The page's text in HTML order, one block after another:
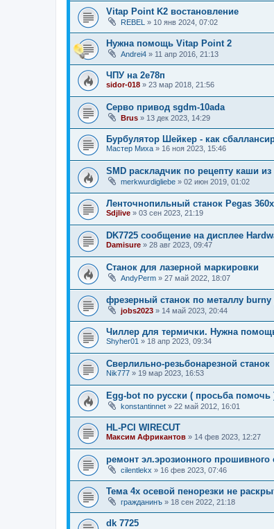
Vitap Point K2 востановление
REBEL » 10 янв 2024, 07:02
Нужна помощь Vitap Point 2
Andrei4 » 11 апр 2016, 21:13
ЧПУ на 2е78п
sidor-018 » 23 мар 2018, 21:56
Серво привод sgdm-10ada
Brus » 13 дек 2023, 14:29
Бурбулятор Шейкер - как
Мастер Миха » 16 ноя 2023, 15:46
SMD раскладчик по рецепту каши из
merkwurdigliebe » 02 июн 2019, 01:02
Ленточнопильный станок Pegas
Sdjlive » 03 сен 2023, 21:19
DK7725 сообщение на дисплее
Damisure » 28 авг 2023, 09:47
Станок для лазерной маркировки
AndyPerm » 27 май 2022, 18:07
фрезерный станок по металлу burny
jobs2023 » 14 май 2023, 20:44
Чиллер для термички. Нужна
Shyher01 » 18 апр 2023, 09:34
Сверлильно-резьбонарезной станок
Nik777 » 19 мар 2023, 16:53
Egg-bot по русски ( просьба помочь
konstantinnet » 22 май 2012, 16:01
HL-PCI WIRECUT
Максим Африкантов » 14 фев 2023, 12:27
ремонт эл.эрозионного прошивного
cilentlekx » 16 фев 2023, 07:46
Тема 4х осевой пенорезки не
гражданинъ » 18 сен 2022, 21:18
dk 7725